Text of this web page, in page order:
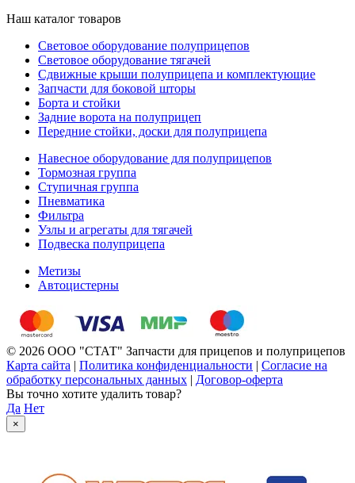
Наш каталог товаров
Световое оборудование полуприцепов
Световое оборудование тягачей
Сдвижные крыши полуприцепа и комплектующие
Запчасти для боковой шторы
Борта и стойки
Задние ворота на полуприцеп
Передние стойки, доски для полуприцепа
Навесное оборудование для полуприцепов
Тормозная группа
Ступичная группа
Пневматика
Фильтра
Узлы и агрегаты для тягачей
Подвеска полуприцепа
Метизы
Автоцистерны
© 2026 ООО "СТАТ" Запчасти для прицепов и полуприцепов
Карта сайта | Политика конфиденциальности | Согласие на
обработку персональных данных | Договор-оферта
Вы точно хотите удалить товар?
Да Нет
×